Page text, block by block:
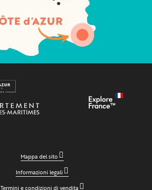
Mappa del sito
Informazioni legali
Termini e condizioni di vendita